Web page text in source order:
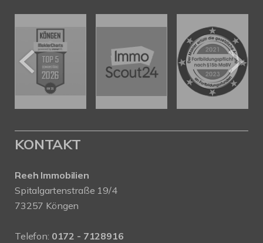
KONTAKT
Reeh Immobilien
Spitalgartenstraße 19/4
73257 Köngen
Telefon: 0172 - 7128916